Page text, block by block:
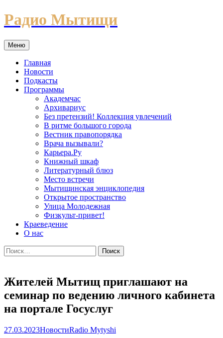
Перейти
к
Радио Мытищи
Меню
Главная
Новости
Подкасты
Программы
Академчас
Архивариус
Без претензий! Коллекция увлечений
В ритме большого города
Вестник правопорядка
Врача вызывали?
Карьера.Ру
Книжный шкаф
Литературный блюз
Место встречи
Мытищинская энциклопедия
Открытое пространство
Улица Молодежная
Физкульт-привет!
Краеведение
О нас
Найти:
Жителей Мытищ приглашают на
семинар по ведению личного кабинета
на портале Госуслуг
27.03.2023НовостиRadio Mytyshi